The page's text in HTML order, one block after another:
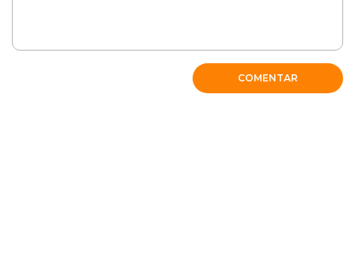
COMENTAR